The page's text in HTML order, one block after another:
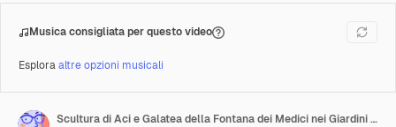
Musica consigliata per questo video
Esploraaltre opzioni musicali
Scultura di Aci e Galatea della Fontana dei Medici nei Giardini del Lussemburgo a Parigi.